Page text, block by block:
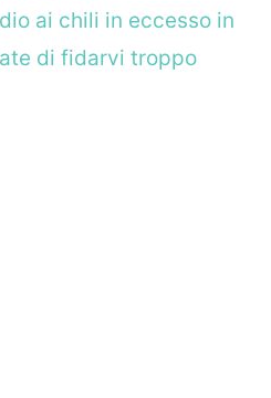
ai chili in eccesso in
di fidarvi troppo